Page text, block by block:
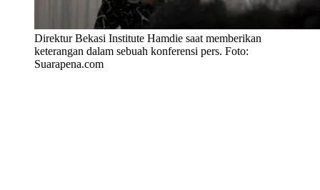
Direktur Bekasi Institute Hamdie saat memberikan
keterangan dalam sebuah konferensi pers. Foto:
Suarapena.com